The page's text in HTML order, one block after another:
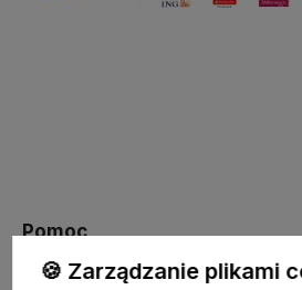
Pomoc
🍪 Zarządzanie plikami